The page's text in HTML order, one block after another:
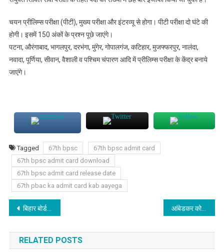
चयन प्रीलिम्स परीक्षा (पीटी), मुख्य परीक्षा और इंटरव्यू से होगा। पीटी परीक्षा दो घंटे की
होगी। इसमें 150 अंकों के प्रश्न पूछे जाएंगे।
पटना, औरंगाबाद, भागलपुर, दरभंगा, मुंगेर, गोपालगंज, कटिहार, मुजफ्फरपुर, नालंदा,
नवादा, पूर्णिया, सीवान, वैशाली व पश्चिम चंपारण आदि में प्रीलिम्स परीक्षा के केंद्र बनाये
जाएंगे।
Tagged 67th bpsc
67th bpsc admit card
67th bpsc admit card download
67th bpsc admit card release date
67th pbac ka admit card kab aayega
Post
navigation
बिहार बोर्ड मैट्रिक कंपार्टमेंटल परीक्षा 2022 का रूटीन जारी – Bihar Board Matric Compartmental Exam Routine 2022 आंबेडकर को पूजिए नहीं, जानिए भी और मानिए भी -Do not worship Ambedkar, know and believe it too.
RELATED POSTS